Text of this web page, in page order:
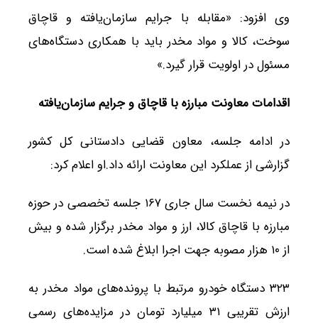
وی افزود: «مقابله با جرایم سازمان‌یافته و قاچاق
سوخت، کالا و مواد مخدر باید با همکاری دستگاه‌های
مسئول در اولویت قرار گیرد.»
اقدامات معاونت مبارزه با قاچاق و جرایم سازمان‌یافته
در ادامه جلسه، معاون قضایی دادستانی کل کشور
گزارشی از عملکرد این معاونت ارائه داد.او اعلام کرد:
در نیمه نخست سال جاری ۱۶۷ جلسه تخصصی در حوزه
مبارزه با قاچاق کالا، ارز و مواد مخدر برگزار شده و بیش
از ۱۰ هزار مصوبه جهت اجرا ابلاغ شده است.
۳۲۳ دستگاه خودرو مرتبط با پرونده‌های مواد مخدر به
ارزش تقریبی ۳۱ میلیارد تومان در مزایده‌های رسمی